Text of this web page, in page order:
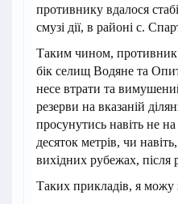
противнику вдалося
смузі дії, в районі с.
Таким чином, противник
бік селищ Водяне та
несе втрати та
резерви на вказаній
просунутись навіть не
десяток метрів, чи
вихідних рубежах, після
Таких прикладів, я можу